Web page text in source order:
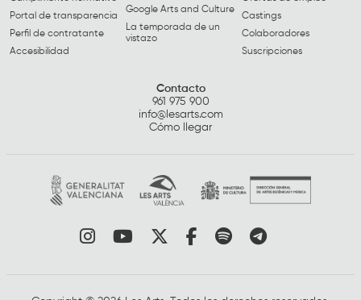
Portal de transparencia
Perfil de contratante
Accesibilidad
Google Arts and Culture
La temporada de un
vistazo
Castings
Colaboradores
Suscripciones
Contacto
961 975 900
info@lesarts.com
Cómo llegar
Link a instagram
Link a youtube
Link a twitter
Link a facebook
Link a spotify
Link a